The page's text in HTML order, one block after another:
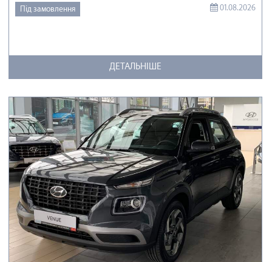
Під замовлення 01.08.2026
ДЕТАЛЬНІШЕ